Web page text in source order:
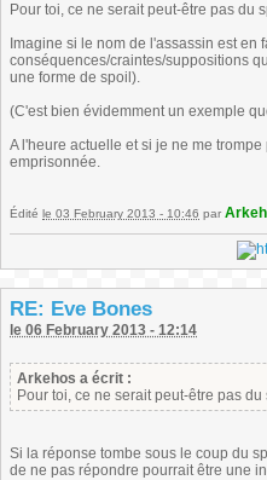
Pour toi, ce ne serait peut-être pas du
Imagine si le nom de l'assassin est
conséquences/craintes/suppositions
une forme de spoil).
(C'est bien évidemment un exemple
A l'heure actuelle et si je ne me
emprisonnée.
Édité le 03 February 2013 - 10:46 par
RE: Eve Bones
le 06 February 2013 - 12:14
Arkehos a écrit :
Pour toi, ce ne serait peut-être pas
Si la réponse tombe sous le coup du
de ne pas répondre pourrait être une